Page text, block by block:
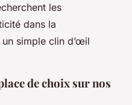
les
dans la
simple clin d’œil
de choix sur nos